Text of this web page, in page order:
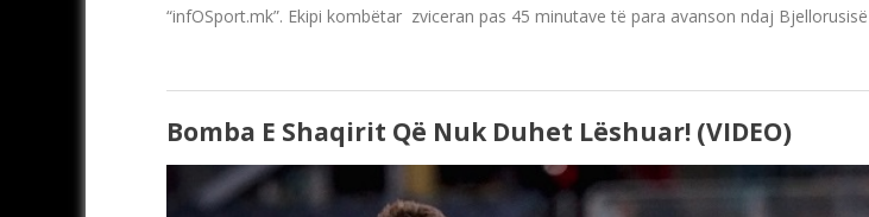
“infOSport.mk”. Ekipi kombëtar zviceran pas 45 minutave të para avanson ndaj
Bomba E Shaqirit Që Nuk Duhet Lëshuar! (VIDEO)